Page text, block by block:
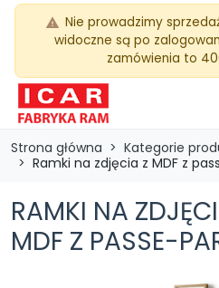
warning Nie prowadzimy
widoczne są po
zamówienia to
Strona główna Kategorie
Ramki na zdjęcia z MDF z
RAMKI NA
MDF Z PASSE-